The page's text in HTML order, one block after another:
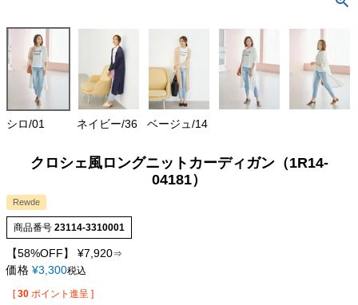
シロ/01 ネイビー/36 ベージュ/14
クロシェ風ロングニットカーディガン（1R14-
04181）
Rewde
商品番号 23114-3310001
【58%OFF】 ¥7,920⇒
価格 ¥3,300税込
[ 30 ポイント進呈 ]